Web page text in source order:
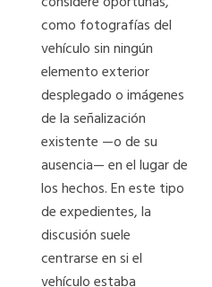
como fotografías del
vehículo sin ningún
elemento exterior
desplegado o imágenes
de la señalización
existente —o de su
ausencia— en el lugar de
los hechos. En este tipo
de expedientes, la
discusión suele
centrarse en si el